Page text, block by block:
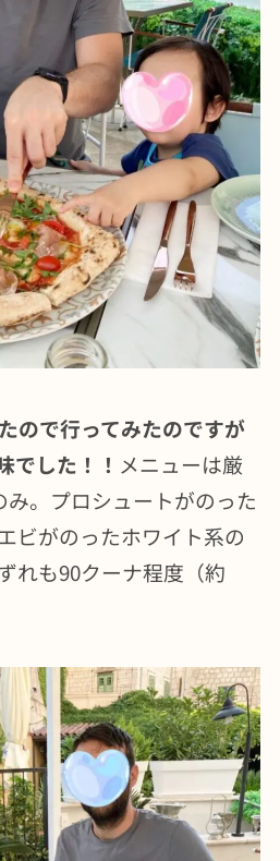
ので行ってみたのですが
でした！！ メニューは厳
。プロシュートがのった
ビがのったホワイト系の
れも90クーナ程度（約